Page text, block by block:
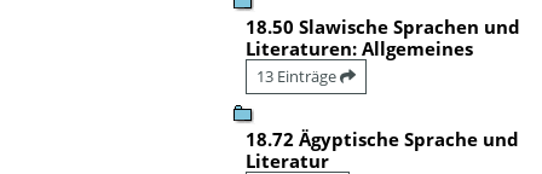
18.50 Slawische Sprachen und
Literaturen: Allgemeines
13 Einträge
18.72 Ägyptische Sprache und
Literatur